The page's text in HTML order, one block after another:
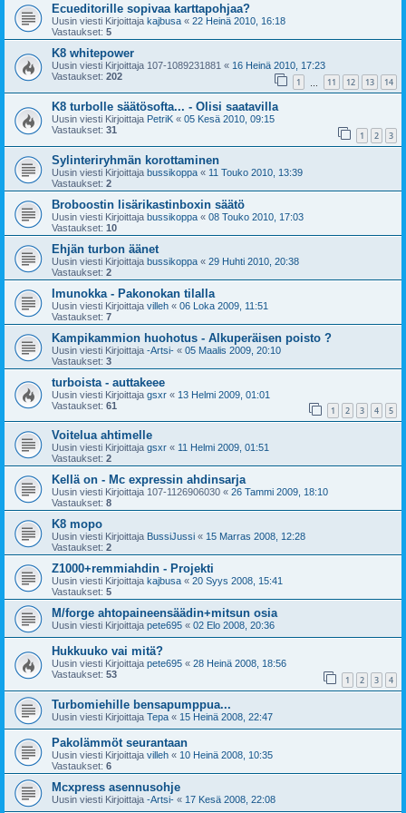
Ecueditorille sopivaa karttapohjaa?
Uusin viesti Kirjoittaja kajbusa « 22 Heinä 2010, 16:18
Vastaukset: 5
K8 whitepower
Uusin viesti Kirjoittaja 107-1089231881 « 16 Heinä 2010, 17:23
Vastaukset: 202 1 11 12 13 14
K8 turbolle säätösofta... - Olisi saatavilla
Uusin viesti Kirjoittaja PetriK « 05 Kesä 2010, 09:15
Vastaukset: 31 1 2 3
Sylinteriryhmän korottaminen
Uusin viesti Kirjoittaja bussikoppa « 11 Touko 2010, 13:39
Vastaukset: 2
Broboostin lisärikastinboxin säätö
Uusin viesti Kirjoittaja bussikoppa « 08 Touko 2010, 17:03
Vastaukset: 10
Ehjän turbon äänet
Uusin viesti Kirjoittaja bussikoppa « 29 Huhti 2010, 20:38
Vastaukset: 2
Imunokka - Pakonokan tilalla
Uusin viesti Kirjoittaja villeh « 06 Loka 2009, 11:51
Vastaukset: 7
Kampikammion huohotus - Alkuperäisen poisto ?
Uusin viesti Kirjoittaja -Artsi- « 05 Maalis 2009, 20:10
Vastaukset: 3
turboista - auttakeee
Uusin viesti Kirjoittaja gsxr « 13 Helmi 2009, 01:01
Vastaukset: 61 1 2 3 4 5
Voitelua ahtimelle
Uusin viesti Kirjoittaja gsxr « 11 Helmi 2009, 01:51
Vastaukset: 2
Kellä on - Mc expressin ahdinsarja
Uusin viesti Kirjoittaja 107-1126906030 « 26 Tammi 2009, 18:10
Vastaukset: 8
K8 mopo
Uusin viesti Kirjoittaja BussiJussi « 15 Marras 2008, 12:28
Vastaukset: 2
Z1000+remmiahdin - Projekti
Uusin viesti Kirjoittaja kajbusa « 20 Syys 2008, 15:41
Vastaukset: 5
M/forge ahtopaineensäädin+mitsun osia
Uusin viesti Kirjoittaja pete695 « 02 Elo 2008, 20:36
Hukkuuko vai mitä?
Uusin viesti Kirjoittaja pete695 « 28 Heinä 2008, 18:56
Vastaukset: 53 1 2 3 4
Turbomiehille bensapumppua...
Uusin viesti Kirjoittaja Tepa « 15 Heinä 2008, 22:47
Pakolämmöt seurantaan
Uusin viesti Kirjoittaja villeh « 10 Heinä 2008, 10:35
Vastaukset: 6
Mcxpress asennusohje
Uusin viesti Kirjoittaja -Artsi- « 17 Kesä 2008, 22:08